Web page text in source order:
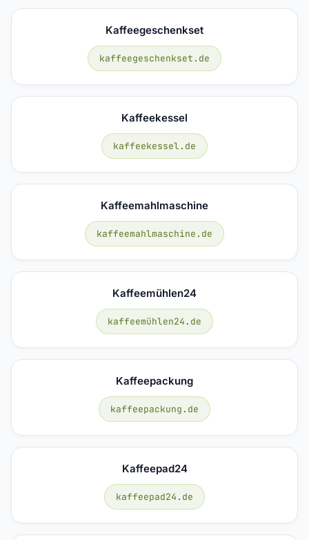
Kaffeegeschenkset
kaffeegeschenkset.de
Kaffeekessel
kaffeekessel.de
Kaffeemahlmaschine
kaffeemahlmaschine.de
Kaffeemühlen24
kaffeemühlen24.de
Kaffeepackung
kaffeepackung.de
Kaffeepad24
kaffeepad24.de